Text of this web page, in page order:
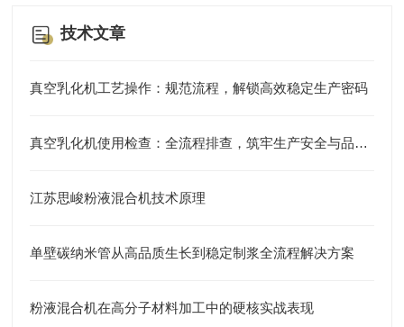
技术文章
真空乳化机工艺操作：规范流程，解锁高效稳定生产密码
真空乳化机使用检查：全流程排查，筑牢生产安全与品质防线
江苏思峻粉液混合机技术原理
单壁碳纳米管从高品质生长到稳定制浆全流程解决方案
粉液混合机在高分子材料加工中的硬核实战表现